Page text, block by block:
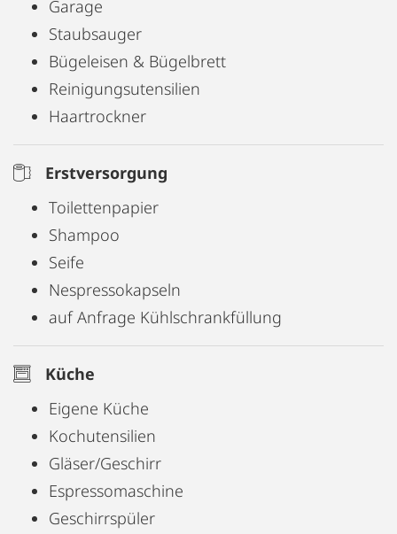
Garage
Staubsauger
Bügeleisen & Bügelbrett
Reinigungsutensilien
Haartrockner
Erstversorgung
Toilettenpapier
Shampoo
Seife
Nespressokapseln
auf Anfrage Kühlschrankfüllung
Küche
Eigene Küche
Kochutensilien
Gläser/Geschirr
Espressomaschine
Geschirrspüler